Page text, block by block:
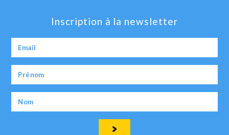
Inscription à la newsletter